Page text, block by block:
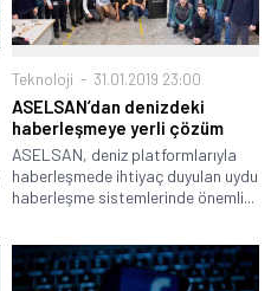
Teknoloji 31.01.2019 23:00
ASELSAN’dan denizdeki
haberleşmeye yerli çözüm
ASELSAN, deniz platformlarıyla
haberleşmede ihtiyaç duyulan uydu
haberleşme sistemlerinde önemli...